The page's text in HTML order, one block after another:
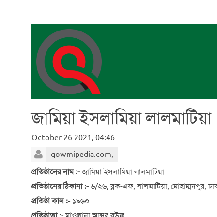
জামিয়া ইসলামিয়া লালমাটিয়া
October 26 2021, 04:46
qowmipedia.com,
প্রতিষ্ঠানের নাম :-জামিয়া ইসলামিয়া লালমাটিয়া
প্রতিষ্ঠানের ঠিকানা :- ৬/২৬, ব্লক-এফ, লালমাটিয়া, মোহাম্মদপুর,
প্রতিষ্ঠা কাল :- ১৯৬০